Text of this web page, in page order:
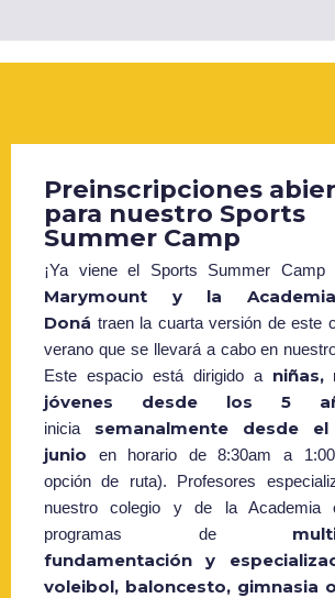
Preinscripciones
para nuestro Sports
Summer Camp
¡Ya viene el Sports Summer Camp
Marymount y la
Doná traen la cuarta versión de este
verano que se llevará a cabo en
Este espacio está dirigido a niñas,
jóvenes desde los 5
inicia semanalmente desde
junio en horario de 8:30am a
opción de ruta). Profesores
nuestro colegio y de la Academia
programas de
fundamentación y
voleibol, baloncesto, gimnasia